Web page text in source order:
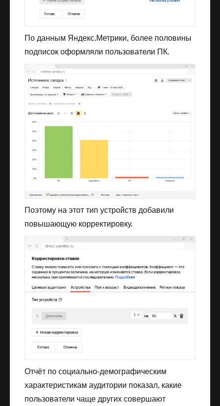
По данным Яндекс.Метрики, более половины
подписок оформляли пользователи ПК.
Поэтому на этот тип устройств добавили
повышающую корректировку.
Отчёт по социально-демографическим
характеристикам аудитории показал, какие
пользователи чаще других совершают